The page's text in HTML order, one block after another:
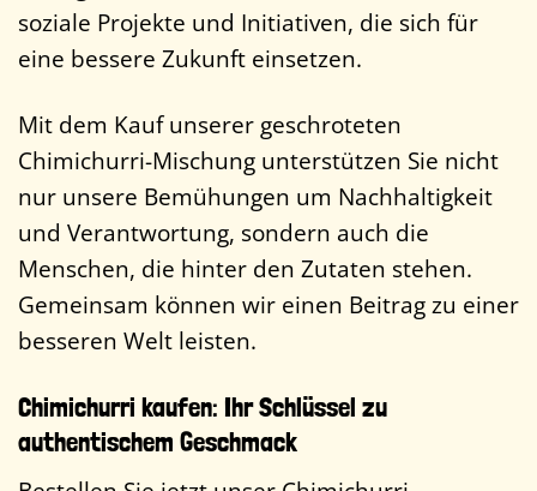
soziale Projekte und Initiativen, die sich für
eine bessere Zukunft einsetzen.
Mit dem Kauf unserer geschroteten
Chimichurri-Mischung unterstützen Sie nicht
nur unsere Bemühungen um Nachhaltigkeit
und Verantwortung, sondern auch die
Menschen, die hinter den Zutaten stehen.
Gemeinsam können wir einen Beitrag zu einer
besseren Welt leisten.
Chimichurri kaufen: Ihr Schlüssel zu
authentischem Geschmack